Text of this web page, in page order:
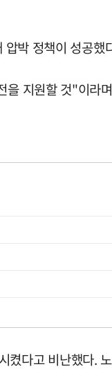
박 정책이 성공했
지원할 것"이라
다고 비난했다.